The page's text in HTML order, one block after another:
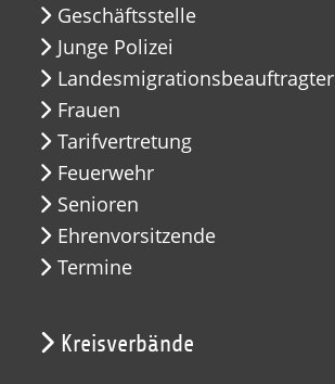
Geschäftsstelle
Junge Polizei
Landesmigrationsbeauftragter
Frauen
Tarifvertretung
Feuerwehr
Senioren
Ehrenvorsitzende
Termine
Kreisverbände